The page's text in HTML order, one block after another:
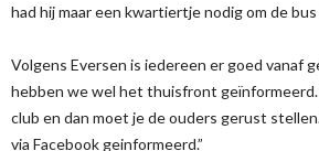
had hij maar een kwartiertje nodig om de bus
Volgens Eversen is iedereen er goed vanaf
hebben we wel het thuisfront
club en dan moet je de ouders gerust
via Facebook geinformeerd.”